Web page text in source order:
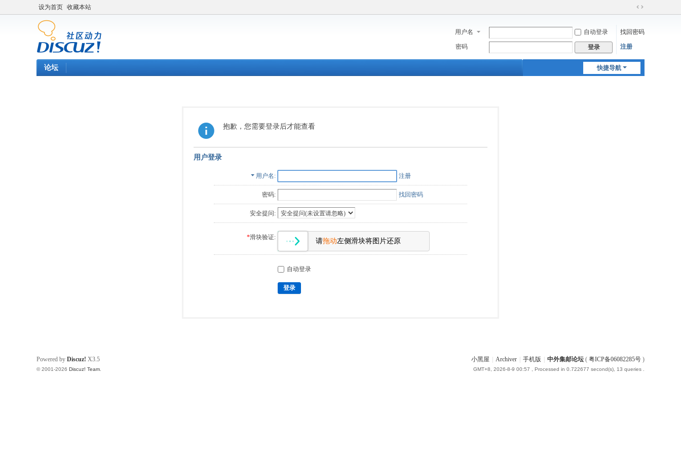
设为首页 收藏本站
切
到
用户名 自动登录 找回密码
密码 登录 注册
快捷导航
论坛
抱歉，您需要登录后才能查看
用户登录
用户名 注册
密码: 找回密码
安全提问:
*滑块验证: 请拖动左侧滑块将图片还原
自动登录
登录
小黑屋 Archiver 手机版 中外集邮论坛 ( 粤ICP备06082285号 )
GMT+8, 2026-8-9 00:57 , Processed in 0.722677 second(s), 13 queries .
Powered by Discuz! X3.5
© 2001-2026 Discuz! Team